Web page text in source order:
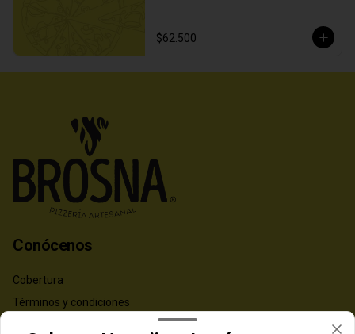
de 1994
$62.500
Conócenos
Cobertura
Términos y condiciones